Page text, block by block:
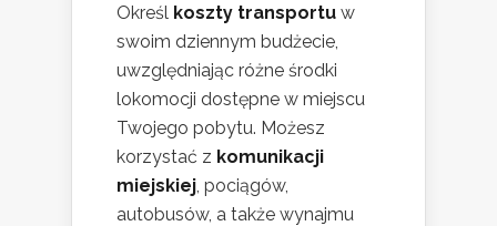
Określ koszty transportu w
swoim dziennym budżecie,
uwzględniając różne środki
lokomocji dostępne w miejscu
Twojego pobytu. Możesz
korzystać z komunikacji
miejskiej , pociągów,
autobusów, a także wynajmu